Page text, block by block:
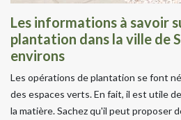
Les informations à savoir
plantation dans la ville de
environs
Les opérations de plantation se font
des espaces verts. En fait, il est utile
la matière. Sachez qu'il peut proposer